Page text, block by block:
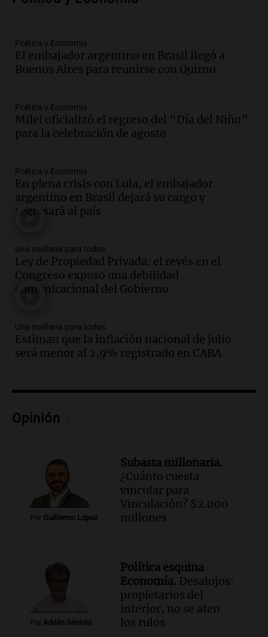
Audio.Suspenden descuento en SUBE y
aumentan tarifas del SUBTE en Buenos
Aires desde agosto
Audio.Kicillof critica la desregulación
financiera y el aumento de la morosidad
Episodios
Audio.La UNT evalúa apelación ante la
Corte Suprema tras fallo que aparta a
Pagani como rector
Audio.El cardenal Ángel Rossi advirtió
que la justicia social viene siendo
“despreciada y burlada”
Audio.La Bulaya se prepara para el cierre
de su gran muestra anual con la
participación de miles de visitantes
Ley de Emergencia Hídrica ante el
Episodios
Audio. Una mujer de 40 años muere en
un accidente en la Ruta 321 cerca de
García Fernández
Panorama Federal
billones de pesos y genera excedente de
liquidez de 4 billones
Panorama Federal
Audio.La lección del Titanic y la
Política y Economía
El embajador argentino en Brasil llegó a
Buenos Aires para reunirse con Quirno
Política y Economía
Milei oficializó el regreso del “Día del Niño”
para la celebración de agosto
Política y Economía
En plena crisis con Lula, el embajador
argentino en Brasil dejará su cargo y
regresará al país
Una mañana para todos
Ley de Propiedad Privada: el revés en el
Congreso expuso una debilidad
comunicacional del Gobierno
Una mañana para todos
Estiman que la inflación nacional de julio
será menor al 2,9% registrado en CABA
Opinión
Por Guillermo López
Subasta millonaria.
¿Cuánto cuesta
vincular para
Vinculación? $2.000
millones
Por Adrián Simioni
Política esquina
Economía. Desalojos:
propietarios del
interior, no se aten
los rulos